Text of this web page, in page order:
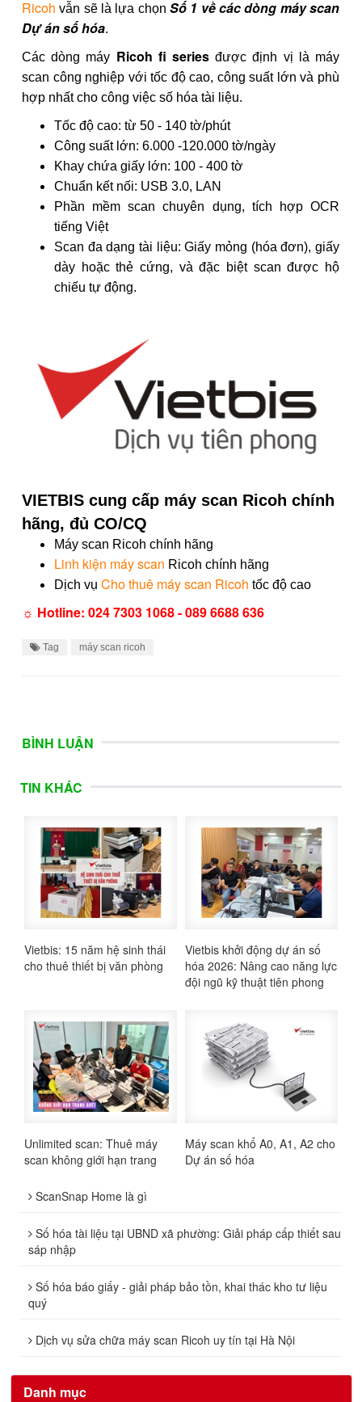
Ricoh vẫn sẽ là lựa chọnSố 1 về các dòng máy scan
Dự án số hóa.
Các dòng máy Ricoh fi series được định vị là máy
scan công nghiệp với tốc độ cao, công suất lớn và phù
hợp nhất cho công việc số hóa tài liệu.
Tốc độ cao: từ 50 - 140 tờ/phút
Công suất lớn: 6.000 -120.000 tờ/ngày
Khay chứa giấy lớn: 100 - 400 tờ
Chuẩn kết nối: USB 3.0, LAN
Phần mềm scan chuyên dụng, tích hợp OCR
tiếng Việt
Scan đa dạng tài liệu: Giấy mỏng (hóa đơn), giấy
dày hoặc thẻ cứng, và đặc biệt scan được hộ
chiếu tự động.
VIETBIS cung cấp máy scan Ricoh chính
hãng, đủ CO/CQ
Máy scan Ricoh chính hãng
Linh kiện máy scan Ricoh chính hãng
Dịch vụ Cho thuê máy scan Ricoh tốc độ cao
☼ Hotline: 024 7303 1068 - 089 6688 636
Tag máy scan ricoh
BÌNH LUẬN
TIN KHÁC
Vietbis: 15 năm hệ sinh thái
cho thuê thiết bị văn phòng
Vietbis khởi động dự án số
hóa 2026: Nâng cao năng lực
đội ngũ kỹ thuật tiên phong
Unlimited scan: Thuê máy
scan không giới hạn trang
Máy scan khổ A0, A1, A2 cho
Dự án số hóa
ScanSnap Home là gì
Số hóa tài liệu tại UBND xã phường: Giải pháp cấp thiết sau
sáp nhập
Số hóa báo giấy - giải pháp bảo tồn, khai thác kho tư liệu
quý
Dịch vụ sửa chữa máy scan Ricoh uy tín tại Hà Nội
Danh mục